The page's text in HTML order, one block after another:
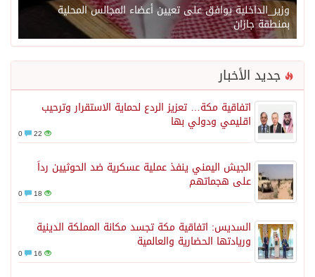
وزير_الداخلية يوافق على تعيين أعضاء المجالس المحلية
بمنطقة جازان
جديد الأخبار
اتفاقية مكة… تعزيز الردع لحماية الاستقرار وترحيب
اقليمي ودولي بها
22
الجيش اليمني ينفذ عملية عسكرية ضد الحوثيين رداً
على هجماتهم
18
السديس: اتفاقية مكة تجسد مكانة المملكة الدينية
وريادتها الحضارية والعالمية
16